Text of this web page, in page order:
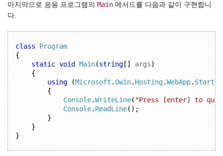
마지막으로 응용 프로그램의 Main 메서드를 다음과 같이 구현합니
다.
class
Program
{
static void Main(string [] args)
{
using
(Microsoft .Owin. Hosting.WebApp. Start<
{
Console.WriteLine( "Press [enter] to
Console. ReadLine();
}
}
}